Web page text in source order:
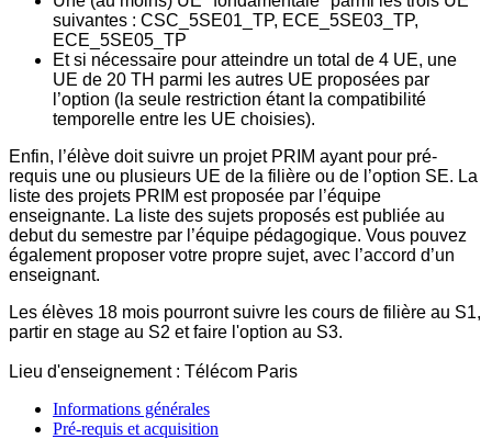
suivantes : CSC_5SE01_TP, ECE_5SE03_TP,
ECE_5SE05_TP
Et si nécessaire pour atteindre un total de 4 UE, une
UE de 20 TH parmi les autres UE proposées par
l’option (la seule restriction étant la compatibilité
temporelle entre les UE choisies).
Enfin, l’élève doit suivre un projet PRIM ayant pour pré-
requis une ou plusieurs UE de la filière ou de l’option SE. La
liste des projets PRIM est proposée par l’équipe
enseignante. La liste des sujets proposés est publiée au
debut du semestre par l’équipe pédagogique. Vous pouvez
également proposer votre propre sujet, avec l’accord d’un
enseignant.
Les élèves 18 mois pourront suivre les cours de filière au S1,
partir en stage au S2 et faire l'option au S3.
Lieu d'enseignement : Télécom Paris
Informations générales
Pré-requis et acquisition